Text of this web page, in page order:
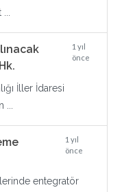
1 yıl
önce
İller İdaresi
1 yıl
önce
entegratör